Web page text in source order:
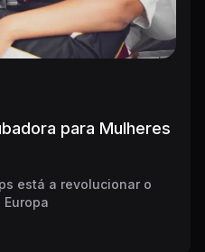
para Mulheres
está a revolucionar o